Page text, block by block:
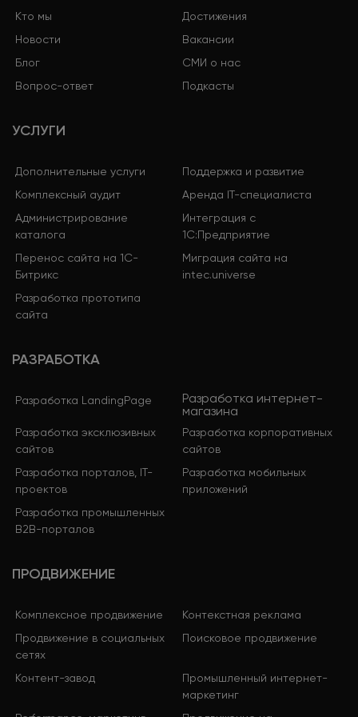
рекомендации для перелинковки.
Кто мы
Достижения
Новости
Вакансии
Блог
СМИ о нас
Вопрос-ответ
Подкасты
УСЛУГИ
Дополнительные услуги
Поддержка и развитие
Комплексный аудит
Аренда IT-специалиста
Администрирование
каталога
Интеграция с
1С:Предприятие
Перенос сайта на 1С-
Битрикс
Миграция сайта на
intec.universe
Разработка прототипа
сайта
РАЗРАБОТКА
Разработка LandingPage
Разработка интернет-
магазина
Разработка эксклюзивных
сайтов
Разработка корпоративных
сайтов
Разработка порталов, IT-
проектов
Разработка мобильных
приложений
Разработка промышленных
B2B-порталов
ПРОДВИЖЕНИЕ
Комплексное продвижение
Контекстная реклама
Продвижение в социальных
сетях
Поисковое продвижение
Контент-завод
Промышленный интернет-
маркетинг